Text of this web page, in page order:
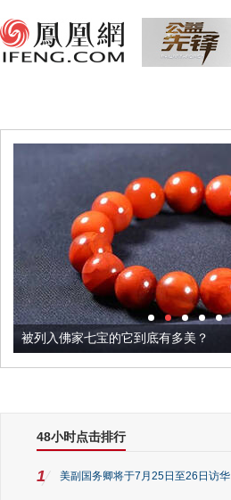
被列入佛家七宝的它到底有多美？
48小时点击排行
1 美副国务卿将于7月25日至26日访华